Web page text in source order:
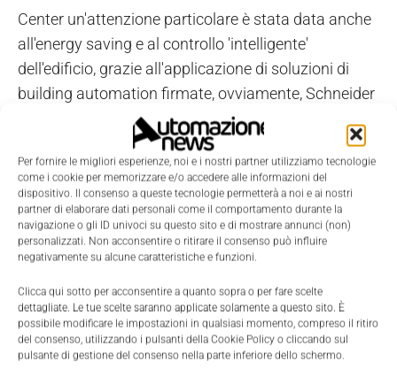
Per fornire le migliori esperienze, noi e i nostri partner utilizziamo tecnologie
come i cookie per memorizzare e/o accedere alle informazioni del
dispositivo. Il consenso a queste tecnologie permetterà a noi e ai nostri
partner di elaborare dati personali come il comportamento durante la
navigazione o gli ID univoci su questo sito e di mostrare annunci (non)
personalizzati. Non acconsentire o ritirare il consenso può influire
negativamente su alcune caratteristiche e funzioni.
Clicca qui sotto per acconsentire a quanto sopra o per fare scelte
dettagliate. Le tue scelte saranno applicate solamente a questo sito. È
possibile modificare le impostazioni in qualsiasi momento, compreso il ritiro
del consenso, utilizzando i pulsanti della Cookie Policy o cliccando sul
pulsante di gestione del consenso nella parte inferiore dello schermo.
Center un'attenzione particolare è stata data anche
all'energy saving e al controllo 'intelligente'
dell'edificio, grazie all'applicazione di soluzioni di
building automation firmate, ovviamente, Schneider
Electric. “Abbiamo applicato in casa nostra quello
che noi stessi proponiamo ai nostri clienti
nell'ambito della building automation, con l'obiettivo
prioritario di creare una struttura che ottimizza il
consumo energetico in modo intelligente”, ha
sottolineato Rada Rodriguez. “Oggi non si può
prescindere da un uso consapevole delle risorse
energetiche, non solo nelle linee di produzione, ma
anche negli edifici che abitiamo”. Il nuovo
complesso di Marktheidenfeld è perfettamente in
linea con il programma 'Schneider Energy Action',